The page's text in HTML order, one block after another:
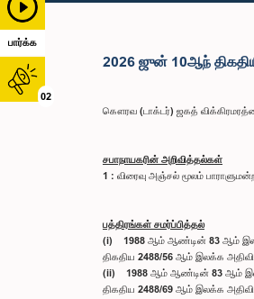
பார்க்க
02
2026 ஜுன் 10ஆந்
கௌரவ (டாக்டர்) ஜகத்
சபாநாயகரின் அறிவித்தல்கள்
1 : விரைவு அஞ்சல் மூலம்
பத்திரங்கள் சமர்ப்பித்தல்
(i) 1988 ஆம் ஆண்டின் 83 ஆம் இலக்கச்
திகதிய 2488/56 ஆம் இலக்க
(ii) 1988 ஆம் ஆண்டின் 83 ஆம்
திகதிய 2488/69 ஆம் இலக்க